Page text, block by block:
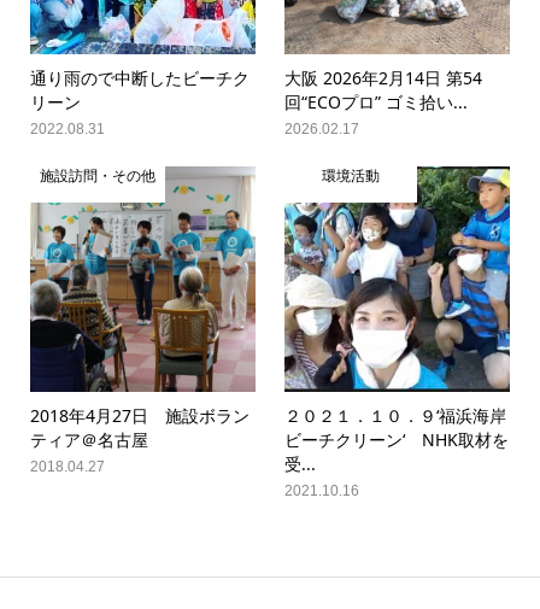
通り雨ので中断したビーチク
リーン
2022.08.31
大阪 2026年2月14日 第54
回“ECOプロ” ゴミ拾い...
2026.02.17
施設訪問・その他
2018年4月27日 施設ボラン
ティア＠名古屋
2018.04.27
環境活動
２０２１．１０．９‘福浜海岸
ビーチクリーン‘ NHK取材を
受...
2021.10.16